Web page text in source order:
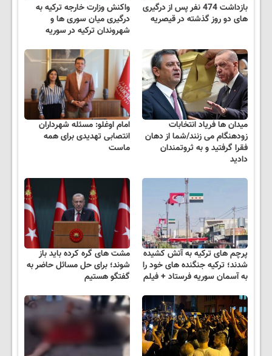
بازداشت 474 نفر پس از درگیری
های دو روز گذشته در قیصریه
واکنش وزارت خارجه ترکیه به
درگیری میان سوری ها و
شهروندان ترکیه در سوریه
میدان ها فریاد انتخابات
زودهنگام می زنند/شما از دهان
فقرا گرفتید و به ثروتمندان
دادید
امام اوغلو: مسئله شهرداران
انتصابی تهدیدی برای همه
ماست
پرچم های ترکیه به آتش کشیده
شدند؛ ترکیه جنگنده های خود را
به آسمان سوریه فرستاد + فیلم
مشت های گره کرده باید باز
شوند؛ برای حل مسائل حاضر به
گفتگو هستیم